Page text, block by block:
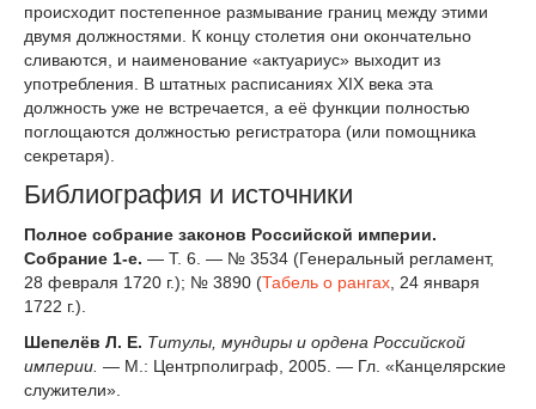
происходит постепенное размывание границ между этими
двумя должностями. К концу столетия они окончательно
сливаются, и наименование «актуариус» выходит из
употребления. В штатных расписаниях XIX века эта
должность уже не встречается, а её функции полностью
поглощаются должностью регистратора (или помощника
секретаря).
Библиография и источники
Полное собрание законов Российской империи.
Собрание 1-е. — Т. 6. — № 3534 (Генеральный регламент,
28 февраля 1720 г.); № 3890 (Табель о рангах , 24 января
1722 г.).
Шепелёв Л. Е. Титулы, мундиры и ордена Российской
империи. — М.: Центрполиграф, 2005. — Гл. «Канцелярские
служители».